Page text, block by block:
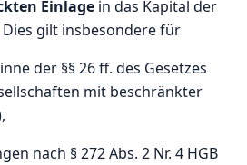
Einlage in das Kapital der
gilt insbesondere für
der §§ 26 ff. des Gesetzes
mit beschränkter
nach § 272 Abs. 2 Nr. 4 HGB